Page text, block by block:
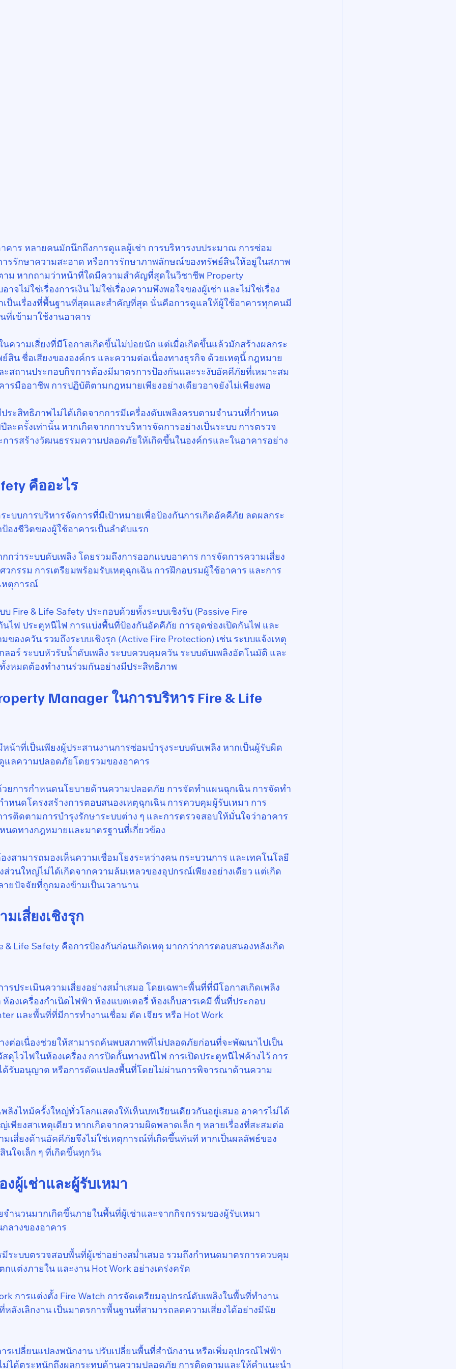
คาร หลายคนมักนึกถึงการดูแลผู้เช่า การบริหารงบประมาณ การซ่อม
ารรักษาความสะอาด หรือการรักษาภาพลักษณ์ของทรัพย์สินให้อยู่ในสภาพ
าม หากถามว่าหน้าที่ใดมีความสำคัญที่สุดในวิชาชีพ Property
จไม่ใช่เรื่องการเงิน ไม่ใช่เรื่องความพึงพอใจของผู้เช่า และไม่ใช่เรื่อง
ป็นเรื่องที่พื้นฐานที่สุดและสำคัญที่สุด นั่นคือการดูแลให้ผู้ใช้อาคารทุกคนมี
เข้ามาใช้งานอาคาร
นความเสี่ยงที่มีโอกาสเกิดขึ้นไม่บ่อยนัก แต่เมื่อเกิดขึ้นแล้วมักสร้างผลกระ
สิน ชื่อเสียงขององค์กร และความต่อเนื่องทางธุรกิจ ด้วยเหตุนี้ กฎหมาย
สถานประกอบกิจการต้องมีมาตรการป้องกันและระงับอัคคีภัยที่เหมาะสม
รมืออาชีพ การปฏิบัติตามกฎหมายเพียงอย่างเดียวอาจยังไม่เพียงพอ
ระสิทธิภาพไม่ได้เกิดจากการมีเครื่องดับเพลิงครบตามจำนวนที่กำหนด
ะครั้งเท่านั้น หากเกิดจากการบริหารจัดการอย่างเป็นระบบ การตรวจ
การสร้างวัฒนธรรมความปลอดภัยให้เกิดขึ้นในองค์กรและในอาคารอย่าง
คืออะไร
ะบบการบริหารจัดการที่มีเป้าหมายเพื่อป้องกันการเกิดอัคคีภัย ลดผลกระ
องชีวิตของผู้ใช้อาคารเป็นลำดับแรก
ว่าระบบดับเพลิง โดยรวมถึงการออกแบบอาคาร การจัดการความเสี่ยง
วกรรม การเตรียมพร้อมรับเหตุฉุกเฉิน การฝึกอบรมผู้ใช้อาคาร และการ
หตุการณ์
Fire & Life Safety ประกอบด้วยทั้งระบบเชิงรับ (Passive Fire
นไฟ ประตูหนีไฟ การแบ่งพื้นที่ป้องกันอัคคีภัย การอุดช่องเปิดกันไฟ และ
ของควัน รวมถึงระบบเชิงรุก (Active Fire Protection) เช่น ระบบแจ้งเหตุ
ลอร์ ระบบหัวรับน้ำดับเพลิง ระบบควบคุมควัน ระบบดับเพลิงอัตโนมัติ และ
งหมดต้องทำงานร่วมกันอย่างมีประสิทธิภาพ
Manager ในการบริหาร Fire & Life
น้าที่เป็นเพียงผู้ประสานงานการซ่อมบำรุงระบบดับเพลิง หากเป็นผู้รับผิด
แลความปลอดภัยโดยรวมของอาคาร
ยการกำหนดนโยบายด้านความปลอดภัย การจัดทำแผนฉุกเฉิน การจัดทำ
หนดโครงสร้างการตอบสนองเหตุฉุกเฉิน การควบคุมผู้รับเหมา การ
รติดตามการบำรุงรักษาระบบต่าง ๆ และการตรวจสอบให้มั่นใจว่าอาคาร
นดทางกฎหมายและมาตรฐานที่เกี่ยวข้อง
งสามารถมองเห็นความเชื่อมโยงระหว่างคน กระบวนการ และเทคโนโลยี
ส่วนใหญ่ไม่ได้เกิดจากความล้มเหลวของอุปกรณ์เพียงอย่างเดียว แต่เกิด
ยปัจจัยที่ถูกมองข้ามเป็นเวลานาน
เสี่ยงเชิงรุก
Life Safety คือการป้องกันก่อนเกิดเหตุ มากกว่าการตอบสนองหลังเกิด
รประเมินความเสี่ยงอย่างสม่ำเสมอ โดยเฉพาะพื้นที่ที่มีโอกาสเกิดเพลิง
องเครื่องกำเนิดไฟฟ้า ห้องแบตเตอรี่ ห้องเก็บสารเคมี พื้นที่ประกอบ
และพื้นที่ที่มีการทำงานเชื่อม ตัด เจียร หรือ Hot Work
งต่อเนื่องช่วยให้สามารถค้นพบสภาพที่ไม่ปลอดภัยก่อนที่จะพัฒนาไปเป็น
สดุไวไฟในห้องเครื่อง การปิดกั้นทางหนีไฟ การเปิดประตูหนีไฟค้างไว้ การ
ด้รับอนุญาต หรือการดัดแปลงพื้นที่โดยไม่ผ่านการพิจารณาด้านความ
ลิงไหม้ครั้งใหญ่ทั่วโลกแสดงให้เห็นบทเรียนเดียวกันอยู่เสมอ อาคารไม่ได้
เพียงสาเหตุเดียว หากเกิดจากความผิดพลาดเล็ก ๆ หลายเรื่องที่สะสมต่อ
ามเสี่ยงด้านอัคคีภัยจึงไม่ใช่เหตุการณ์ที่เกิดขึ้นทันที หากเป็นผลลัพธ์ของ
ใจเล็ก ๆ ที่เกิดขึ้นทุกวัน
ผู้เช่าและผู้รับเหมา
ำนวนมากเกิดขึ้นภายในพื้นที่ผู้เช่าและจากกิจกรรมของผู้รับเหมา
ลางของอาคาร
ระบบตรวจสอบพื้นที่ผู้เช่าอย่างสม่ำเสมอ รวมถึงกำหนดมาตรการควบคุม
แต่งภายใน และงาน Hot Work อย่างเคร่งครัด
การแต่งตั้ง Fire Watch การจัดเตรียมอุปกรณ์ดับเพลิงในพื้นที่ทำงาน
ลังเลิกงาน เป็นมาตรการพื้นฐานที่สามารถลดความเสี่ยงได้อย่างมีนัย
รเปลี่ยนแปลงพนักงาน ปรับเปลี่ยนพื้นที่สำนักงาน หรือเพิ่มอุปกรณ์ไฟฟ้า
ม่ได้ตระหนักถึงผลกระทบด้านความปลอดภัย การติดตามและให้คำแนะนำ